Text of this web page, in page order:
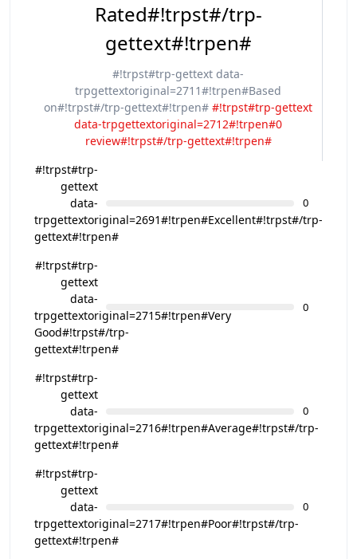
Rated#!trpst#/trp-
gettext#!trpen#
#!trpst#trp-gettext data-
trpgettextoriginal=2711#!trpen#Based
on#!trpst#/trp-gettext#!trpen# #!trpst#trp-gettext
data-trpgettextoriginal=2712#!trpen#0
review#!trpst#/trp-gettext#!trpen#
#!trpst#trp-
gettext
data-
trpgettextoriginal=2691#!trpen#Excellent#!trpst#/trp-
gettext#!trpen#
0
#!trpst#trp-
gettext
data-
trpgettextoriginal=2715#!trpen#Very
Good#!trpst#/trp-
gettext#!trpen#
0
#!trpst#trp-
gettext
data-
trpgettextoriginal=2716#!trpen#Average#!trpst#/trp-
gettext#!trpen#
0
#!trpst#trp-
gettext
data-
trpgettextoriginal=2717#!trpen#Poor#!trpst#/trp-
gettext#!trpen#
0